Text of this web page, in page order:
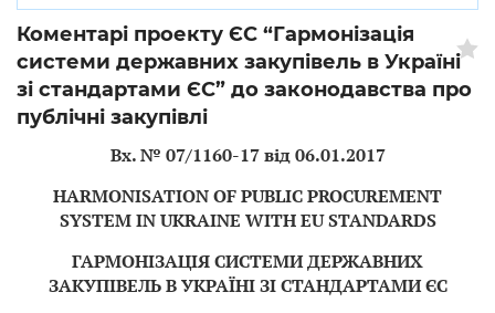
Коментарі проекту ЄС “Гармонізація
системи державних закупівель в Україні
зі стандартами ЄС” до законодавства про
публічні закупівлі
Вх. № 07/1160-17 від 06.01.2017
HARMONISATION OF PUBLIC PROCUREMENT
SYSTEM IN UKRAINE WITH EU STANDARDS
ГАРМОНІЗАЦІЯ СИСТЕМИ ДЕРЖАВНИХ
ЗАКУПІВЕЛЬ В УКРАЇНІ ЗІ СТАНДАРТАМИ ЄС